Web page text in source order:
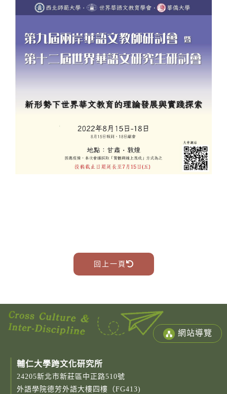
回上一頁
網站導覽
輔仁大學跨文化研究所
24205新北市新莊區中正路510號
外語學院德芳外語大樓四樓（FG413)